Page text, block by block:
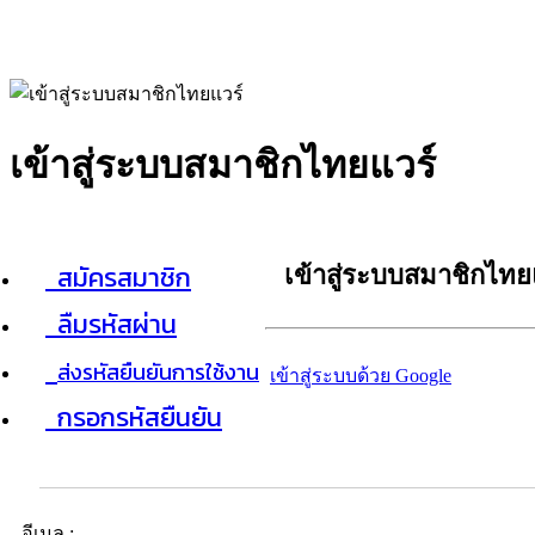
เข้าสู่ระบบสมาชิกไทยแวร์
สมัครสมาชิก
ลืมรหัสผ่าน
ส่งรหัสยืนยันการใช้งาน
กรอกรหัสยืนยัน
เข้าสู่ระบบสมาชิกไท
เข้าสู่ระบบด้วย Google